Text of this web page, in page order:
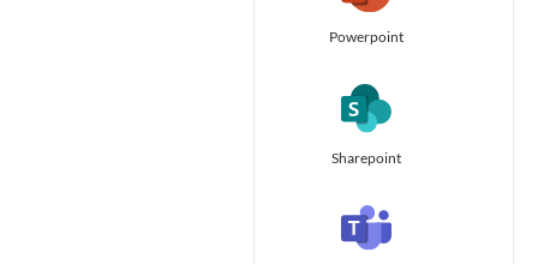
Powerpoint
Sharepoint